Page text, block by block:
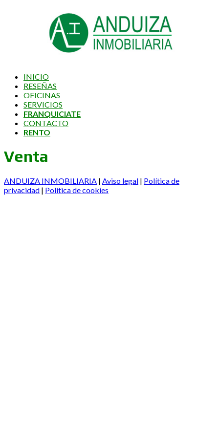
INICIO
RESEÑAS
OFICINAS
SERVICIOS
FRANQUICIATE
CONTACTO
RENTO
Venta
ANDUIZA INMOBILIARIA | Aviso legal | Política de
privacidad | Política de cookies